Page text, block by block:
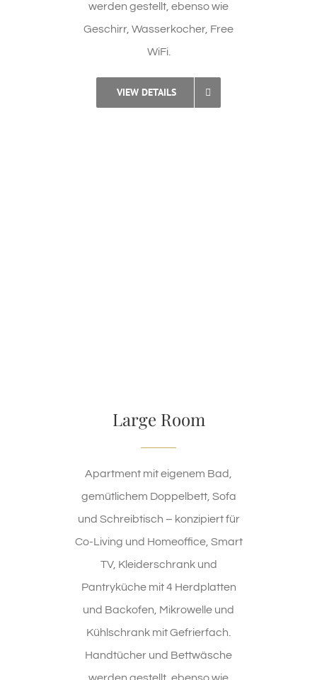
werden gestellt, ebenso wie
Geschirr, Wasserkocher, Free
WiFi.
VIEW DETAILS
Large Room
Apartment mit eigenem Bad,
gemütlichem Doppelbett, Sofa
und Schreibtisch – konzipiert für
Co-Living und Homeoffice, Smart
TV, Kleiderschrank und
Pantryküche mit 4 Herdplatten
und Backofen, Mikrowelle und
Kühlschrank mit Gefrierfach.
Handtücher und Bettwäsche